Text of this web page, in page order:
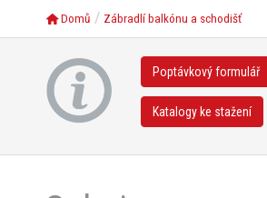
Domů Zábradlí balkónu a schodišť
Poptávkový formulář
Katalogy ke stažení